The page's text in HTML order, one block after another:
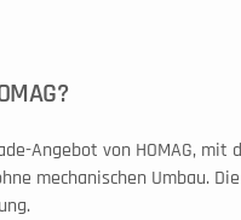
mechanischen Umbau.